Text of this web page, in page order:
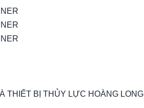
THIẾT BỊ THỦY LỰC HOÀNG LONG